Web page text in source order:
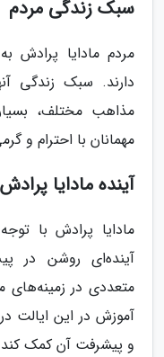
سبک زندگی مردم
مردم مادایا پرادش
دارند. سبک زندگی
مذاهب مختلف،
مهمانان با احترام و
آینده مادایا پرادش
مادایا پرادش با
آینده‌ای روشن در
متعددی در
آموزش در این ایالت
و پیشرفت آن کمک